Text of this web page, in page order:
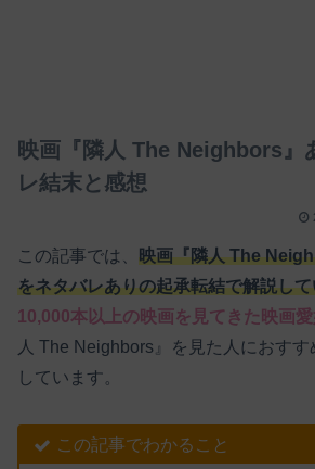
映画『隣人 The Neighbors』
レ結末と感想
この記事では、 映画『隣人 The
をネタバレありの起承転結で解説し
10,000本以上の映画を見てきた映画
人 The Neighbors』を見た人におす
しています。
この記事でわかること